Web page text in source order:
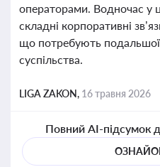
операторами. Водночас у
складні корпоративні
що потребують подальшої
суспільства.
LIGA ZAKON, 16 травня 2026
Повний AI-підсумок